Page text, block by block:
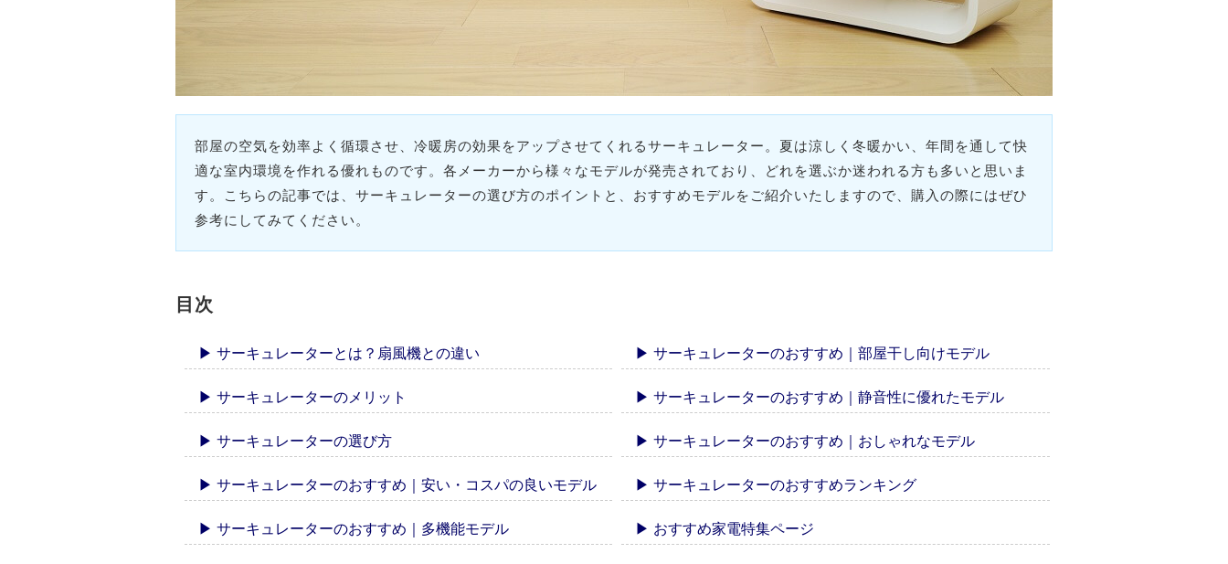
部屋の空気を効率よく循環させ、冷暖房の効果をアップさせてくれるサーキュレーター。夏は涼しく冬暖かい、年間を通して快
適な室内環境を作れる優れものです。各メーカーから様々なモデルが発売されており、どれを選ぶか迷われる方も多いと思いま
す。こちらの記事では、サーキュレーターの選び方のポイントと、おすすめモデルをご紹介いたしますので、購入の際にはぜひ
参考にしてみてください。
目次
▶ サーキュレーターとは？扇風機との違い ▶ サーキュレーターのおすすめ｜部屋干し向けモデル
▶ サーキュレーターのメリット ▶ サーキュレーターのおすすめ｜静音性に優れたモデル
▶ サーキュレーターの選び方 ▶ サーキュレーターのおすすめ｜おしゃれなモデル
▶ サーキュレーターのおすすめ｜安い・コスパの良いモデル ▶ サーキュレーターのおすすめランキング
▶ サーキュレーターのおすすめ｜多機能モデル ▶ おすすめ家電特集ページ